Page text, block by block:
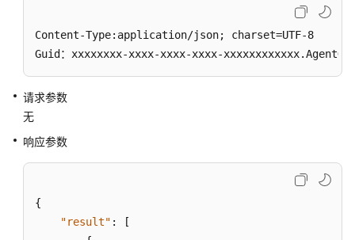
能
队
定
Content-Type:application/json; charset=UTF-8
Guid：xxxxxxxx-xxxx-xxxx-xxxx-
请求参数
无
响应参数
{
"result" :
[